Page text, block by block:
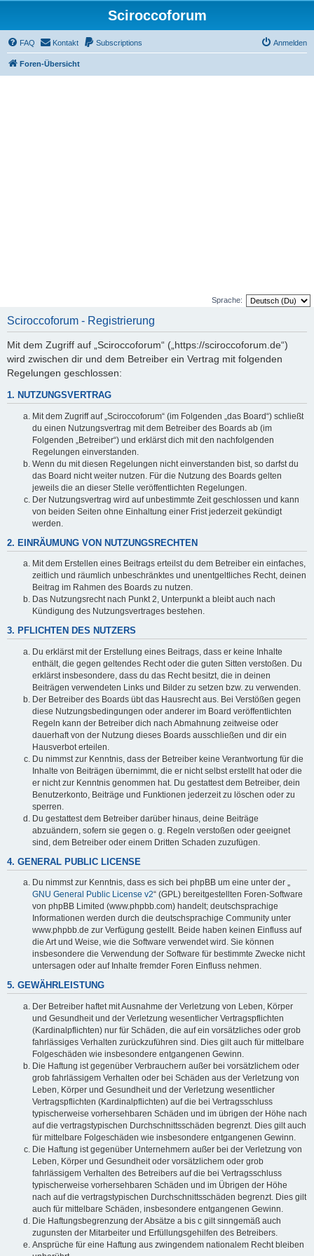
Sciroccoforum
FAQ Kontakt Subscriptions Anmelden
Foren-Übersicht
Sprache:
Sciroccoforum - Registrierung
Mit dem Zugriff auf „Sciroccoforum“ („https://sciroccoforum.de“)
wird zwischen dir und dem Betreiber ein Vertrag mit folgenden
Regelungen geschlossen:
1. NUTZUNGSVERTRAG
Mit dem Zugriff auf „Sciroccoforum“ (im Folgenden „das Board“) schließt
du einen Nutzungsvertrag mit dem Betreiber des Boards ab (im
Folgenden „Betreiber“) und erklärst dich mit den nachfolgenden
Regelungen einverstanden.
Wenn du mit diesen Regelungen nicht einverstanden bist, so darfst du
das Board nicht weiter nutzen. Für die Nutzung des Boards gelten
jeweils die an dieser Stelle veröffentlichten Regelungen.
Der Nutzungsvertrag wird auf unbestimmte Zeit geschlossen und kann
von beiden Seiten ohne Einhaltung einer Frist jederzeit gekündigt
werden.
2. EINRÄUMUNG VON NUTZUNGSRECHTEN
Mit dem Erstellen eines Beitrags erteilst du dem Betreiber ein einfaches,
zeitlich und räumlich unbeschränktes und unentgeltliches Recht, deinen
Beitrag im Rahmen des Boards zu nutzen.
Das Nutzungsrecht nach Punkt 2, Unterpunkt a bleibt auch nach
Kündigung des Nutzungsvertrages bestehen.
3. PFLICHTEN DES NUTZERS
Du erklärst mit der Erstellung eines Beitrags, dass er keine Inhalte
enthält, die gegen geltendes Recht oder die guten Sitten verstoßen. Du
erklärst insbesondere, dass du das Recht besitzt, die in deinen
Beiträgen verwendeten Links und Bilder zu setzen bzw. zu verwenden.
Der Betreiber des Boards übt das Hausrecht aus. Bei Verstößen gegen
diese Nutzungsbedingungen oder anderer im Board veröffentlichten
Regeln kann der Betreiber dich nach Abmahnung zeitweise oder
dauerhaft von der Nutzung dieses Boards ausschließen und dir ein
Hausverbot erteilen.
Du nimmst zur Kenntnis, dass der Betreiber keine Verantwortung für die
Inhalte von Beiträgen übernimmt, die er nicht selbst erstellt hat oder die
er nicht zur Kenntnis genommen hat. Du gestattest dem Betreiber, dein
Benutzerkonto, Beiträge und Funktionen jederzeit zu löschen oder zu
sperren.
Du gestattest dem Betreiber darüber hinaus, deine Beiträge
abzuändern, sofern sie gegen o. g. Regeln verstoßen oder geeignet
sind, dem Betreiber oder einem Dritten Schaden zuzufügen.
4. GENERAL PUBLIC LICENSE
Du nimmst zur Kenntnis, dass es sich bei phpBB um eine unter der „
GNU General Public License v2“ (GPL) bereitgestellten Foren-Software
von phpBB Limited (www.phpbb.com) handelt; deutschsprachige
Informationen werden durch die deutschsprachige Community unter
www.phpbb.de zur Verfügung gestellt. Beide haben keinen Einfluss auf
die Art und Weise, wie die Software verwendet wird. Sie können
insbesondere die Verwendung der Software für bestimmte Zwecke nicht
untersagen oder auf Inhalte fremder Foren Einfluss nehmen.
5. GEWÄHRLEISTUNG
Der Betreiber haftet mit Ausnahme der Verletzung von Leben, Körper
und Gesundheit und der Verletzung wesentlicher Vertragspflichten
(Kardinalpflichten) nur für Schäden, die auf ein vorsätzliches oder grob
fahrlässiges Verhalten zurückzuführen sind. Dies gilt auch für mittelbare
Folgeschäden wie insbesondere entgangenen Gewinn.
Die Haftung ist gegenüber Verbrauchern außer bei vorsätzlichem oder
grob fahrlässigem Verhalten oder bei Schäden aus der Verletzung von
Leben, Körper und Gesundheit und der Verletzung wesentlicher
Vertragspflichten (Kardinalpflichten) auf die bei Vertragsschluss
typischerweise vorhersehbaren Schäden und im übrigen der Höhe nach
auf die vertragstypischen Durchschnittsschäden begrenzt. Dies gilt auch
für mittelbare Folgeschäden wie insbesondere entgangenen Gewinn.
Die Haftung ist gegenüber Unternehmern außer bei der Verletzung von
Leben, Körper und Gesundheit oder vorsätzlichem oder grob
fahrlässigem Verhalten des Betreibers auf die bei Vertragsschluss
typischerweise vorhersehbaren Schäden und im Übrigen der Höhe
nach auf die vertragstypischen Durchschnittsschäden begrenzt. Dies gilt
auch für mittelbare Schäden, insbesondere entgangenen Gewinn.
Die Haftungsbegrenzung der Absätze a bis c gilt sinngemäß auch
zugunsten der Mitarbeiter und Erfüllungsgehilfen des Betreibers.
Ansprüche für eine Haftung aus zwingendem nationalem Recht bleiben